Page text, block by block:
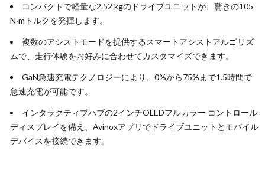
コンパクトで軽量な2.52 kgのドライブユニットが、驚きの105
N·mトルクを発揮します。
複数のアシストモードを提供するスマートアシストアルゴリズ
ムで、走行体験をお好みに合わせてカスタマイズできます。
GaN急速充電テクノロジーにより、0%から75%まで1.5時間で
急速充電が可能です。
インタラクティブハブの2インチOLEDフルカラー コントロール
ディスプレイを備え、Avinoxアプリでドライブユニットとモバイル
デバイスを接続できます。